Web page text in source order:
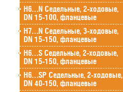
H6…N Седельные, 2-ходовые,
DN 15-100, фланцевые
H7…N Седельные, 3-ходовые,
DN 15-150, фланцевые
H6…S Седельные, 2-ходовые,
DN 15-150, фланцевые
H6…SP Седельные, 2-ходовые,
DN 40-150, фланцевые